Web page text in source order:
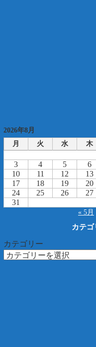
2026年8月
月
火 水 木
3
4 5 6
10
11 12 13
17
18 19 20
24
25 26 27
31
« 5月
カテゴ
カテゴリー